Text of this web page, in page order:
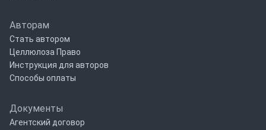
Авторам
Стать автором
Целлюлоза Право
Инструкция для авторов
Способы оплаты
Документы
Агентский договор